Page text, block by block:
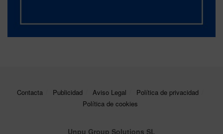
Contacta Publicidad Aviso Legal
Política de privacidad
Política de cookies
Unpu Group Solutions SL